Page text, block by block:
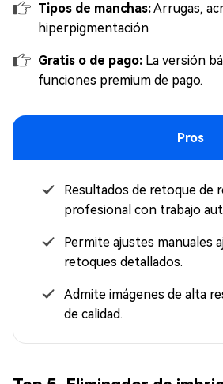
Tipos de manchas:Arrugas,
hiperpigmentación
Gratis o de pago: La versión
funciones premium de pago.
Pros
Resultados de retoque de
profesional con trabajo
Permite ajustes manuales
retoques detallados.
Admite imágenes de alta
de calidad.